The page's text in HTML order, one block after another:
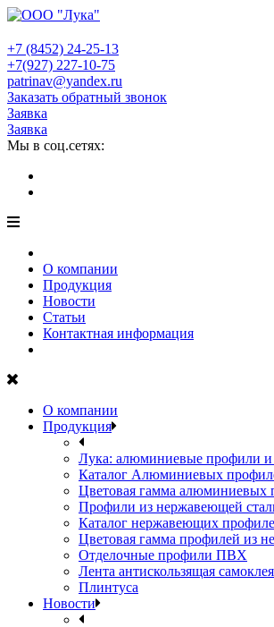
+7 (8452) 24-25-13
+7(927) 227-10-75
patrinav@yandex.ru
Заказать обратный звонок
Заявка
Заявка
Мы в соц.сетях:
О компании
Продукция
Новости
Статьи
Контактная информация
О компании
Продукция
Лука: алюминиевые профили и
Каталог Алюминиевых
Цветовая гамма алюминиевых
Профили из нержавеющей
Каталог нержавеющих
Цветовая гамма профилей из
Отделочные профили ПВХ
Лента антискользящая
Плинтуса
Новости